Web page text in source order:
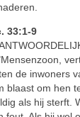
33:1-9
de inwoners
blaast om hen
als hij sterft.